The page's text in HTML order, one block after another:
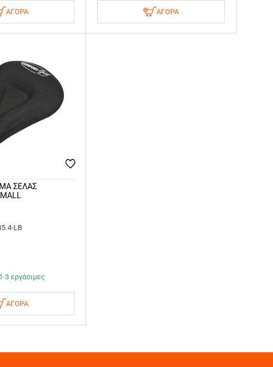
ΑΓΟΡΑ ΑΓΟΡΑ
ΣΕΛΑΣ
LB
3 εργάσιμες
ΑΓΟΡΑ